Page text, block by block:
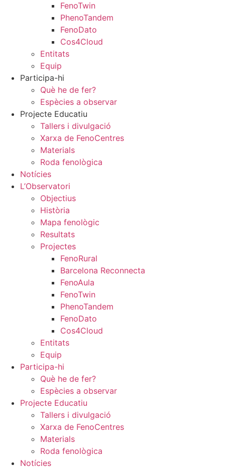
FenoTwin
PhenoTandem
FenoDato
Cos4Cloud
Entitats
Equip
Participa-hi
Què he de fer?
Espècies a observar
Projecte Educatiu
Tallers i divulgació
Xarxa de FenoCentres
Materials
Roda fenològica
Notícies
L’Observatori
Objectius
Història
Mapa fenològic
Resultats
Projectes
FenoRural
Barcelona Reconnecta
FenoAula
FenoTwin
PhenoTandem
FenoDato
Cos4Cloud
Entitats
Equip
Participa-hi
Què he de fer?
Espècies a observar
Projecte Educatiu
Tallers i divulgació
Xarxa de FenoCentres
Materials
Roda fenològica
Notícies